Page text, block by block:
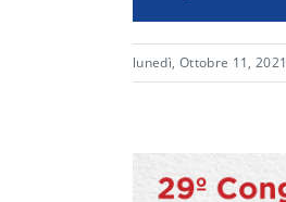
lunedì, Ottobre 11, 2021